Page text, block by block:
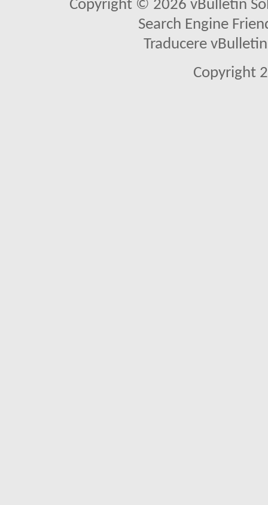
Copyright © 2026 vBulletin
Search Engine
Traducere
Copyright